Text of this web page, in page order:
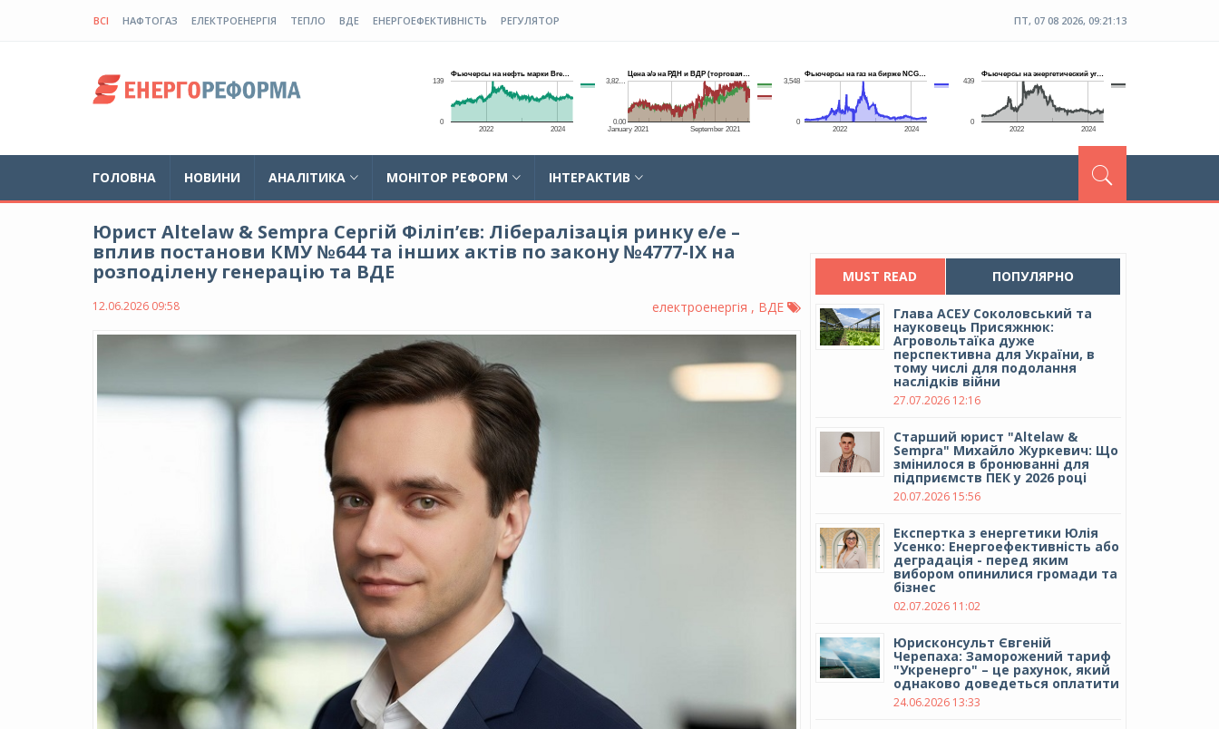
ВСІ НАФТОГАЗ ЕЛЕКТРОЕНЕРГІЯ ТЕПЛО ВДЕ ЕНЕРГОЕФЕКТИВНІСТЬ РЕГУЛЯТОР ПТ, 07 08 2026, 09:21:14
ГОЛОВНА НОВИНИ АНАЛІТИКА МОНІТОР РЕФОРМ ІНТЕРАКТИВ
Юрист Altelaw & Sempra Сергій Філіпʼєв: Лібералізація ринку е/е –
вплив постанови КМУ №644 та інших актів по закону №4777-IX на
розподілену генерацію та ВДЕ
12.06.2026 09:58 електроенергія , ВДЕ
MUST READ ПОПУЛЯРНО
Глава АСЕУ Соколовський та
науковець Присяжнюк:
Агровольтаїка дуже
перспективна для України, в
тому числі для подолання
наслідків війни
27.07.2026 12:16
Cтарший юрист "Altelaw &
Sempra" Михайло Журкевич: Що
змінилося в бронюванні для
підприємств ПЕК у 2026 році
20.07.2026 15:56
Експертка з енергетики Юлія
Усенко: Енергоефективність або
деградація - перед яким
вибором опинилися громади та
бізнес
02.07.2026 11:02
Юрисконсульт Євгеній
Черепаха: Заморожений тариф
"Укренерго" – це рахунок, який
однаково доведеться оплатити
24.06.2026 13:33